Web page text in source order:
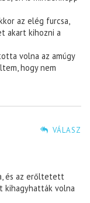
az elég furcsa,
akart kihozni a
volna az amúgy
hogy nem
VÁLASZ
és az erőltetett
kihagyhatták volna